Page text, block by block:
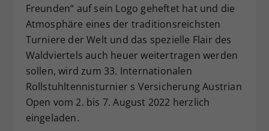
Freunden“ auf sein Logo geheftet hat und die
Atmosphäre eines der traditionsreichsten
Turniere der Welt und das spezielle Flair des
Waldviertels auch heuer weitertragen werden
sollen, wird zum 33. Internationalen
Rollstuhltennisturnier s Versicherung Austrian
Open vom 2. bis 7. August 2022 herzlich
eingeladen.